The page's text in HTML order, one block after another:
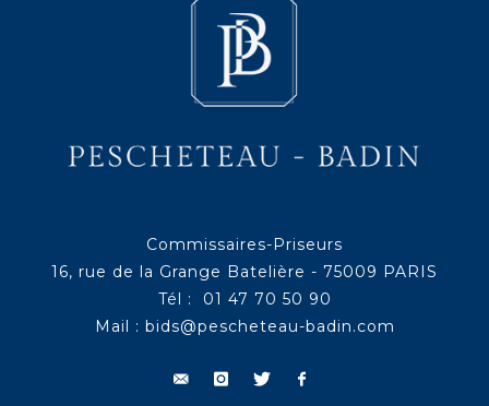
Commissaires-Priseurs
16, rue de la Grange Batelière - 75009 PARIS
Tél : 01 47 70 50 90
Mail : bids@pescheteau-badin.com